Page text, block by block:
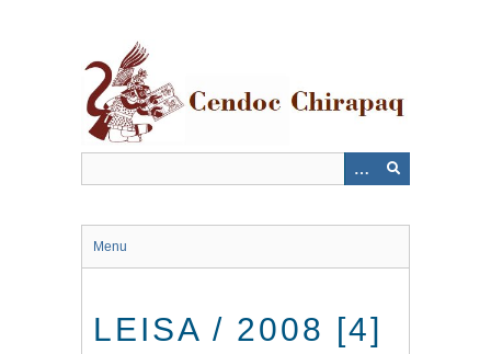
Menu
LEISA / 2008 [4]